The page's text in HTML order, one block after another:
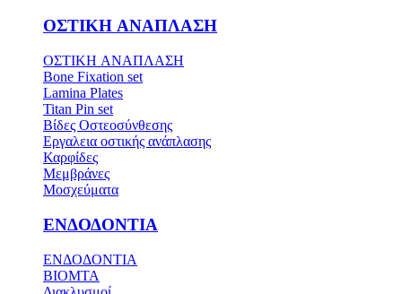
ΟΣΤΙΚH ΑΝΑΠΛΑΣH
ΟΣΤΙΚH ΑΝΑΠΛΑΣH
Bone Fixation set
Lamina Plates
Titan Pin set
Βίδες Οστεοσύνθεσης
Εργαλεια οστικής ανάπλασης
Καρφίδες
Μεμβράνες
Μοσχεύματα
ΕΝΔΟΔΟΝΤΙΑ
ΕΝΔΟΔΟΝΤΙΑ
BIOMTA